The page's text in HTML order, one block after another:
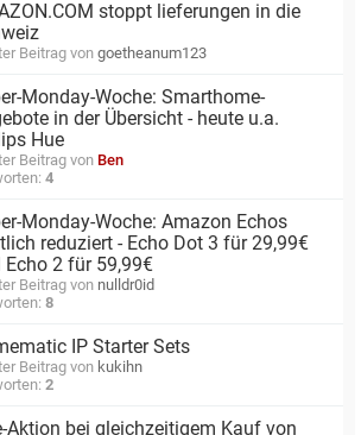
stoppt lieferungen in die
Beitrag von goetheanum123
Monday-Woche: Smarthome-
in der Übersicht - heute u.a.
Hue
Beitrag von Ben
4
Monday-Woche: Amazon Echos
reduziert - Echo Dot 3 für 29,99€
Echo 2 für 59,99€
Beitrag von nulldr0id
8
IP Starter Sets
Beitrag von kukihn
2
Aktion bei gleichzeitigem Kauf von